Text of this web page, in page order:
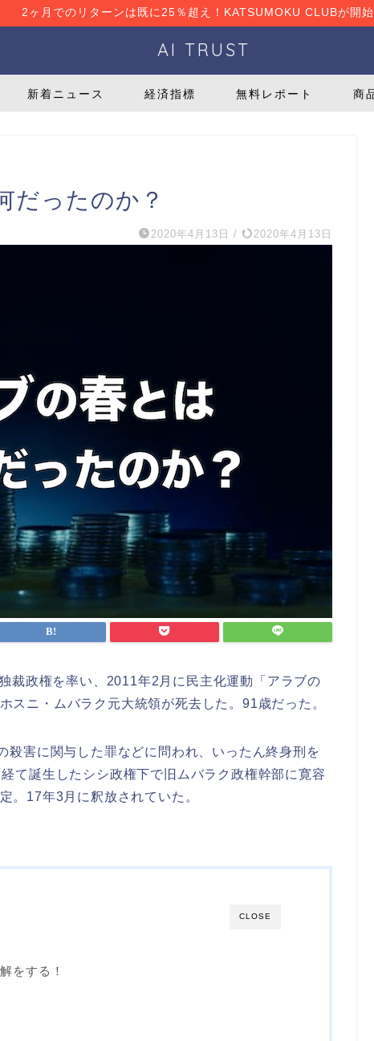
2ヶ月でのリターンは既に25％超え！KATSUMOKU CLUBが開始
AI TRUST
新着ニュース 経済指標 無料レポート 商
だったのか？
2020年4月13日 / 2020年4月13日
裁政権を率い、2011年2月に民主化運動「アラブの
スニ・ムバラク元大統領が死去した。91歳だった。
殺害に関与した罪などに問われ、いったん終身刑を
て誕生したシシ政権下で旧ムバラク政権幹部に寛容
。17年3月に釈放されていた。
CLOSE
をする！